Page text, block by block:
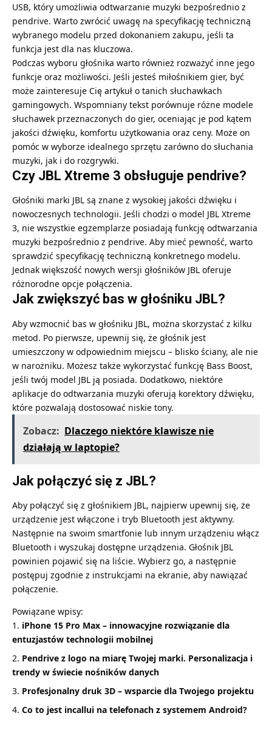
USB, który umożliwia odtwarzanie muzyki bezpośrednio z
pendrive. Warto zwrócić uwagę na specyfikację techniczną
wybranego modelu przed dokonaniem zakupu, jeśli ta
funkcja jest dla nas kluczowa.
Podczas wyboru głośnika warto również rozważyć inne jego
funkcje oraz możliwości. Jeśli jesteś miłośnikiem gier, być
może zainteresuje Cię artykuł o tanich słuchawkach
gamingowych. Wspomniany tekst porównuje różne modele
słuchawek przeznaczonych do gier, oceniając je pod kątem
jakości dźwięku, komfortu użytkowania oraz ceny. Może on
pomóc w wyborze idealnego sprzętu zarówno do słuchania
muzyki, jak i do rozgrywki.
Czy JBL Xtreme 3 obsługuje pendrive?
Głośniki marki JBL są znane z wysokiej jakości dźwięku i
nowoczesnych technologii. Jeśli chodzi o model JBL Xtreme
3, nie wszystkie egzemplarze posiadają funkcję odtwarzania
muzyki bezpośrednio z pendrive. Aby mieć pewność, warto
sprawdzić specyfikację techniczną konkretnego modelu.
Jednak większość nowych wersji głośników JBL oferuje
różnorodne opcje połączenia.
Jak zwiększyć bas w głośniku JBL?
Aby wzmocnić bas w głośniku JBL, można skorzystać z kilku
metod. Po pierwsze, upewnij się, że głośnik jest
umieszczony w odpowiednim miejscu – blisko ściany, ale nie
w narożniku. Możesz także wykorzystać funkcję Bass Boost,
jeśli twój model JBL ją posiada. Dodatkowo, niektóre
aplikacje do odtwarzania muzyki oferują korektory dźwięku,
które pozwalają dostosować niskie tony.
Zobacz: Dlaczego niektóre klawisze nie
działają w laptopie?
Jak połączyć się z JBL?
Aby połączyć się z głośnikiem JBL, najpierw upewnij się, że
urządzenie jest włączone i tryb Bluetooth jest aktywny.
Następnie na swoim smartfonie lub innym urządzeniu włącz
Bluetooth i wyszukaj dostępne urządzenia. Głośnik JBL
powinien pojawić się na liście. Wybierz go, a następnie
postępuj zgodnie z instrukcjami na ekranie, aby nawiązać
połączenie.
Powiązane wpisy:
iPhone 15 Pro Max – innowacyjne rozwiązanie dla
entuzjastów technologii mobilnej
Pendrive z logo na miarę Twojej marki. Personalizacja i
trendy w świecie nośników danych
Profesjonalny druk 3D – wsparcie dla Twojego projektu
Co to jest incallui na telefonach z systemem Android?